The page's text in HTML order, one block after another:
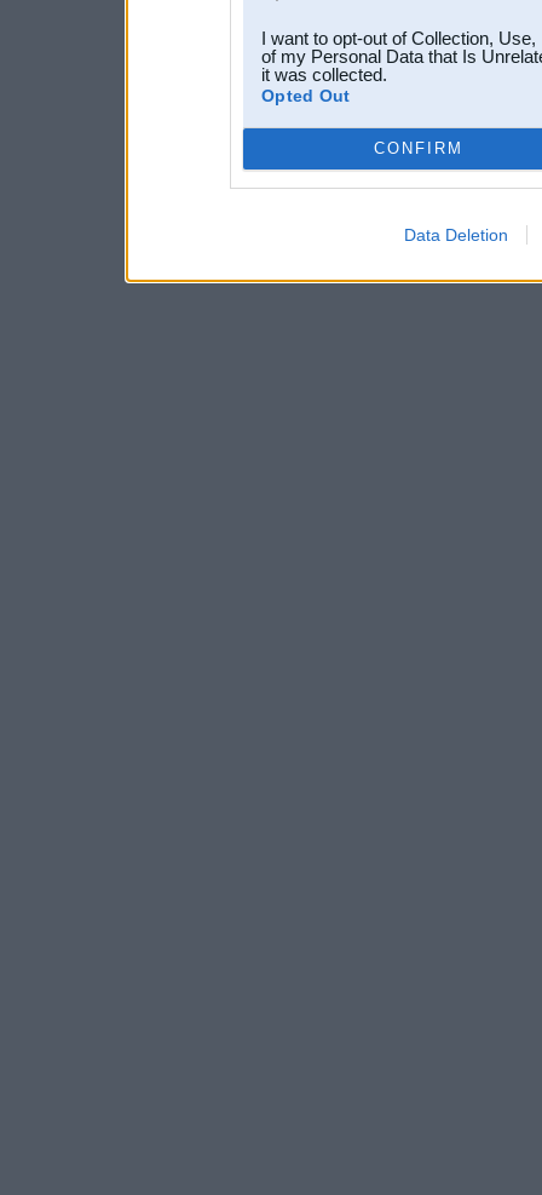
I want to opt-out of Collection,
of my Personal Data that Is
it was collected.
Opted Out
CONFIRM
Data Deletion